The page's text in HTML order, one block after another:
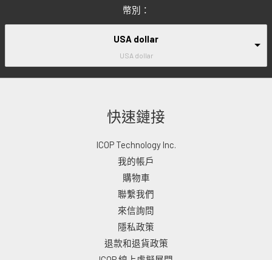
幣別：
USA dollar
USA dollar
快速鏈接
ICOP Technology Inc.
我的帳戶
購物車
聯繫我們
來信詢問
隱私政策
退款和退貨政策